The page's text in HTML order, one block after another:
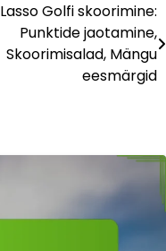
Lasso Golfi skoorimine:
Punktide jaotamine,
Skoorimisalad, Mängu
eesmärgid